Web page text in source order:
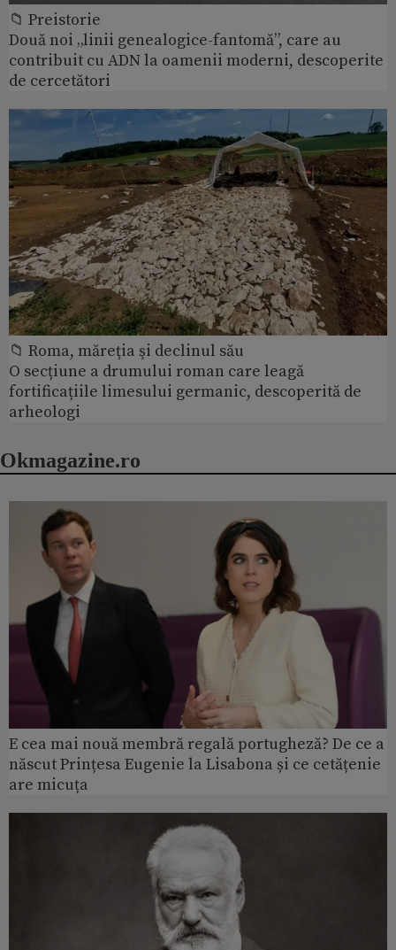
📁 Preistorie
Două noi „linii genealogice-fantomă”, care au
contribuit cu ADN la oamenii moderni, descoperite
de cercetători
📁 Roma, măreţia şi declinul său
O secțiune a drumului roman care leagă
fortificațiile limesului germanic, descoperită de
arheologi
Okmagazine.ro
E cea mai nouă membră regală portugheză? De ce a
născut Prințesa Eugenie la Lisabona și ce cetățenie
are micuța